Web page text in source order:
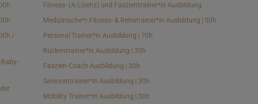
/
Fitness- (A-Lizenz) und Faszientrainer*in Ausbildung
Medizinische*r Fitness- & Rehatrainer*in Ausbildung | 50h
Personal Trainer*in Ausbildung | 70h
Rückentrainer*in Ausbildung | 30h
Faszien-Coach Ausbildung | 30h
Seniorentrainer*in Ausbildung | 30h
Mobility Trainer*in Ausbildung | 30h